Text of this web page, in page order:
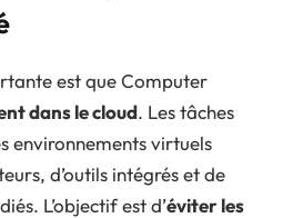
est que Computer
dans le cloud. Les tâches
environnements virtuels
d’outils intégrés et de
L’objectif est d’éviter les